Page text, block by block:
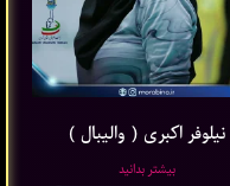
نیلوفر اکبری ( والیبال )
بیشتر بدانید